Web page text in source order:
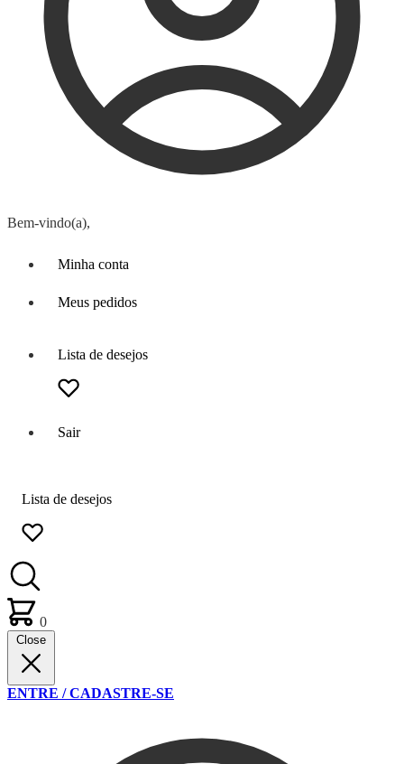
Bem-vindo(a),
Minha conta
Meus pedidos
Lista de desejos
Sair
Lista de desejos
0
Close
ENTRE / CADASTRE-SE